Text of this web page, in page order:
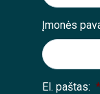
Įmonės
El. paštas: *